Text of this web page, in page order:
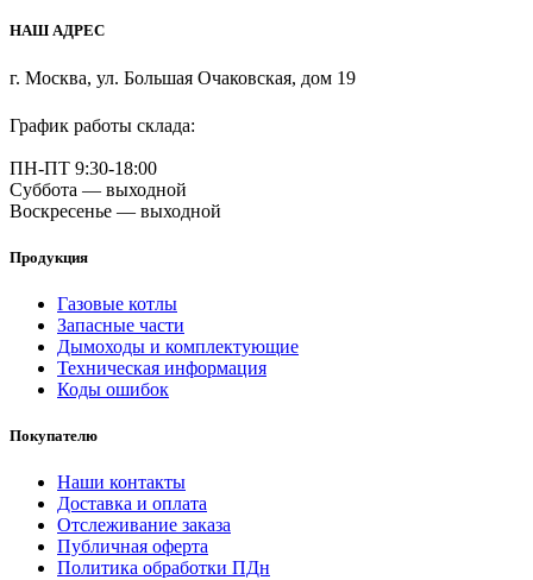
НАШ АДРЕС
г. Москва, ул. Большая Очаковская, дом 19
График работы склада:
ПН-ПТ 9:30-18:00
Суббота — выходной
Воскресенье — выходной
Продукция
Газовые котлы
Запасные части
Дымоходы и комплектующие
Техническая информация
Коды ошибок
Покупателю
Наши контакты
Доставка и оплата
Отслеживание заказа
Публичная оферта
Политика обработки ПДн